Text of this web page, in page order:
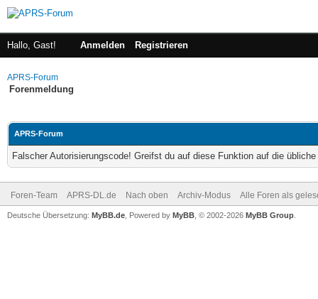
Hallo, Gast! Anmelden Registrieren
APRS-Forum
Forenmeldung
APRS-Forum
Falscher Autorisierungscode! Greifst du auf diese Funktion auf die
Foren-Team APRS-DL.de Nach oben Archiv-Modus Alle Foren als
Deutsche Übersetzung: MyBB.de , Powered by MyBB , © 2002-2026 MyBB Group